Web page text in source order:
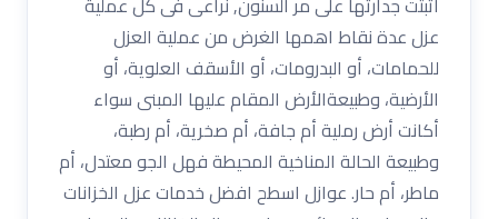
عزل عدة نقاط اهمها الغرض من عملية العزل
للحمامات، أو البدرومات، أو الأسقف العلوية، أو
الأرضية، وطبيعةالأرض المقام عليها المبنى سواء
أكانت أرض رملية أم جافة، أم صخرية، أم رطبة،
وطبيعة الحالة المناخية المحيطة فهل الجو معتدل، أم
ماطر، أم حار. عوازل اسطح افضل خدمات عزل الخزانات